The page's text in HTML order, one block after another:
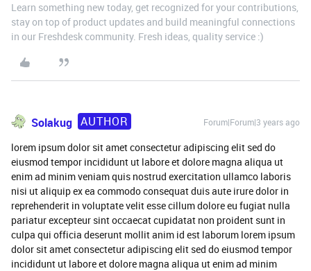
Learn something new today, get recognized for your contributions,
stay on top of product updates and build meaningful connections
in our Freshdesk community. Fresh ideas, quality service :)
Solakug AUTHOR Forum|Forum|3 years ago
lorem ipsum dolor sit amet consectetur adipiscing elit sed do
eiusmod tempor incididunt ut labore et dolore magna aliqua ut
enim ad minim veniam quis nostrud exercitation ullamco laboris
nisi ut aliquip ex ea commodo consequat duis aute irure dolor in
reprehenderit in voluptate velit esse cillum dolore eu fugiat nulla
pariatur excepteur sint occaecat cupidatat non proident sunt in
culpa qui officia deserunt mollit anim id est laborum lorem ipsum
dolor sit amet consectetur adipiscing elit sed do eiusmod tempor
incididunt ut labore et dolore magna aliqua ut enim ad minim